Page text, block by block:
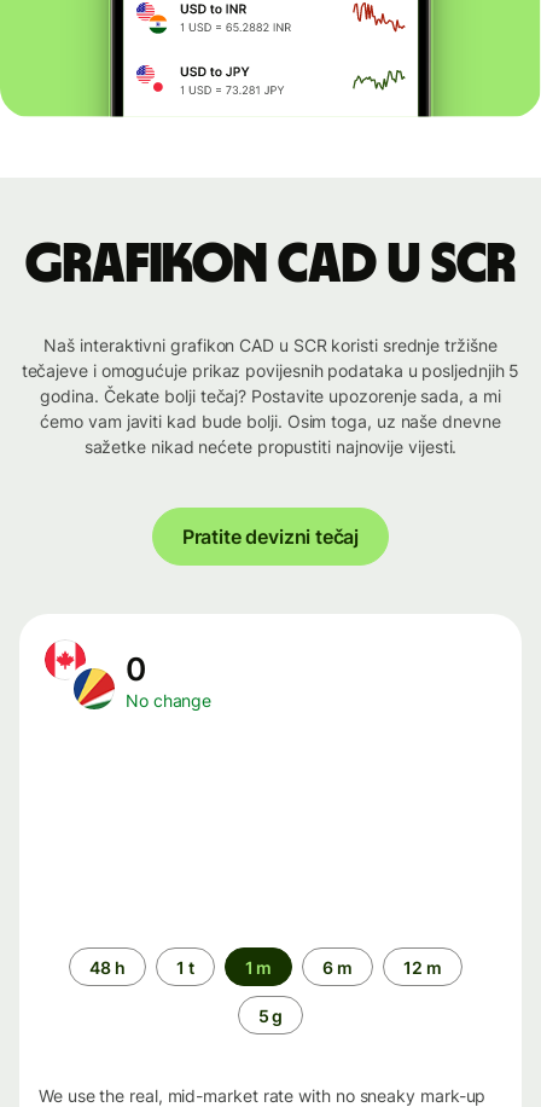
Grafikon CAD u SCR
Naš interaktivni grafikon CAD u SCR koristi srednje tržišne
tečajeve i omogućuje prikaz povijesnih podataka u posljednjih 5
godina. Čekate bolji tečaj? Postavite upozorenje sada, a mi
ćemo vam javiti kad bude bolji. Osim toga, uz naše dnevne
sažetke nikad nećete propustiti najnovije vijesti.
Pratite devizni tečaj
0
No change
Time
period
48 h 1 t 1 m 6 m 12 m
5 g
We use the real, mid-market rate with no sneaky mark-up